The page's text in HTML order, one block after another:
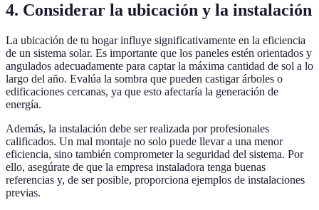
4. Considerar la ubicación y la instalación
La ubicación de tu hogar influye significativamente en la eficiencia
de un sistema solar. Es importante que los paneles estén orientados y
angulados adecuadamente para captar la máxima cantidad de sol a lo
largo del año. Evalúa la sombra que pueden castigar árboles o
edificaciones cercanas, ya que esto afectaría la generación de
energía.
Además, la instalación debe ser realizada por profesionales
calificados. Un mal montaje no solo puede llevar a una menor
eficiencia, sino también comprometer la seguridad del sistema. Por
ello, asegúrate de que la empresa instaladora tenga buenas
referencias y, de ser posible, proporciona ejemplos de instalaciones
previas.